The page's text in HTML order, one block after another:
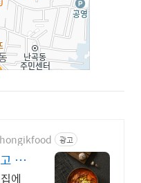
광고
푸
에